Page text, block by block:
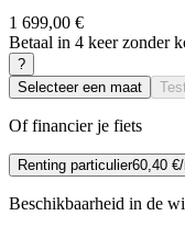
1 699,00 €
Betaal in 4 keer zonder
?
Selecteer een maat
Of financier je fiets
Renting particulier60,40
Beschikbaarheid in de